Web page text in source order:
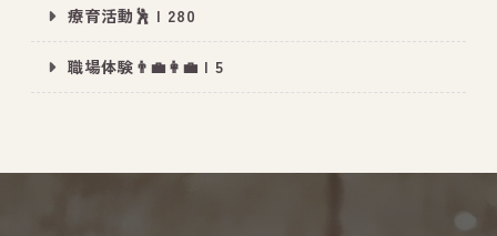
療育活動🕺 | 280
職場体験👨‍💼👩‍💼 | 5